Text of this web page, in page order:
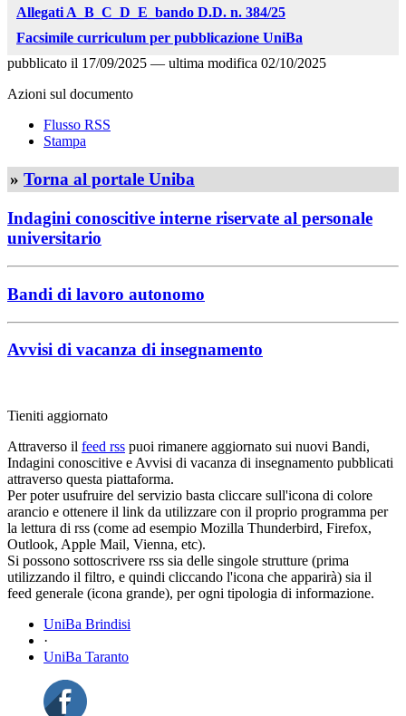
Allegati A_B_C_D_E_bando D.D. n. 384/25
Facsimile curriculum per pubblicazione UniBa
pubblicato il 17/09/2025 — ultima modifica 02/10/2025
Azioni sul documento
Flusso RSS
Stampa
» Torna al portale Uniba
Indagini conoscitive interne riservate al personale
universitario
Bandi di lavoro autonomo
Avvisi di vacanza di insegnamento
Tieniti aggiornato
Attraverso il feed rss puoi rimanere aggiornato sui nuovi Bandi,
Indagini conoscitive e Avvisi di vacanza di insegnamento pubblicati
attraverso questa piattaforma.
Per poter usufruire del servizio basta cliccare sull'icona di colore
arancio e ottenere il link da utilizzare con il proprio programma per
la lettura di rss (come ad esempio Mozilla Thunderbird, Firefox,
Outlook, Apple Mail, Vienna, etc).
Si possono sottoscrivere rss sia delle singole strutture (prima
utilizzando il filtro, e quindi cliccando l'icona che apparirà) sia il
feed generale (icona grande), per ogni tipologia di informazione.
UniBa Brindisi
·
UniBa Taranto